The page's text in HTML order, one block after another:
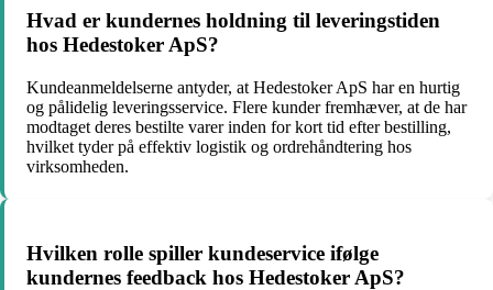
Hvad er kundernes holdning til leveringstiden
hos Hedestoker ApS?
Kundeanmeldelserne antyder, at Hedestoker ApS har en hurtig
og pålidelig leveringsservice. Flere kunder fremhæver, at de har
modtaget deres bestilte varer inden for kort tid efter bestilling,
hvilket tyder på effektiv logistik og ordrehåndtering hos
virksomheden.
Hvilken rolle spiller kundeservice ifølge
kundernes feedback hos Hedestoker ApS?